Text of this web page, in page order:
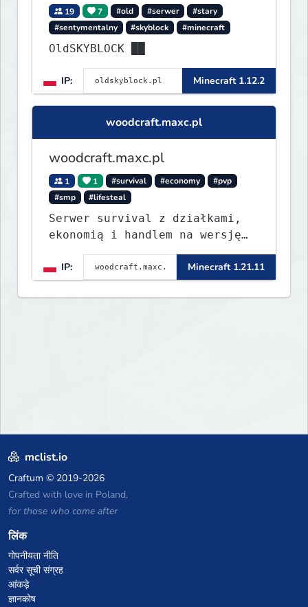
19 7 #old #serwer
#stary
#sentymentalny
#skyblock #minecraft
OldSKYBLOCK ██
IP: Minecraft 1.12.2
woodcraft.maxc.pl
woodcraft.maxc.pl
1 1 #survival #economy
#pvp
#smp
#lifesteal
Serwer survival z działkami,
ekonomią i handlem na wersję
1.8 - 26.1.1. Rekru ON
IP:
Minecraft 1.21.11
mclist.io
Craftum © 2019-2026
Crafted with love in Poland,
for those who come after
लिंक
गोपनीयता नीति
सर्वर सूची संग्रह
आंकड़े
ज्ञानकोष